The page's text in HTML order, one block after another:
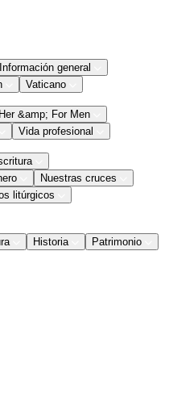
Información general
Vaticano
&amp; For Men
Vida profesional
Nuestras cruces
litúrgicos
Historia
Patrimonio